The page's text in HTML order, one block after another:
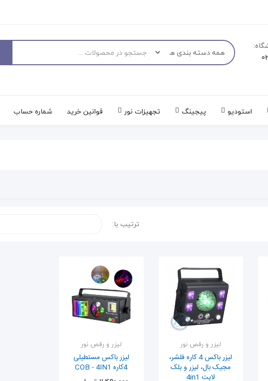
استودیو پیجینگ تجهیزات نور قوانین خرید شماره حساب
ترتیب با:
لیزر و رقص نور
لیزر باکس 4 کاره فلشر،
مجیک بال، لیزر و بلک
لایت 4in1
لیزر و رقص نور
لیزر باکس مستطیلی
4کاره COB - 4IN1